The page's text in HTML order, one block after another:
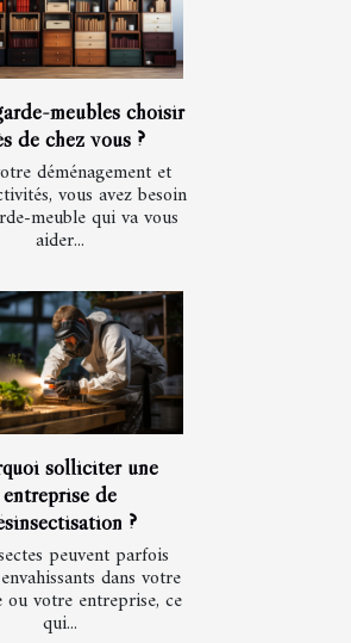
meubles choisir
de chez vous ?
déménagement et
vous avez besoin
meuble qui va vous
aider...
solliciter une
entreprise de
?
peuvent parfois
dans votre
ou votre entreprise, ce
qui...